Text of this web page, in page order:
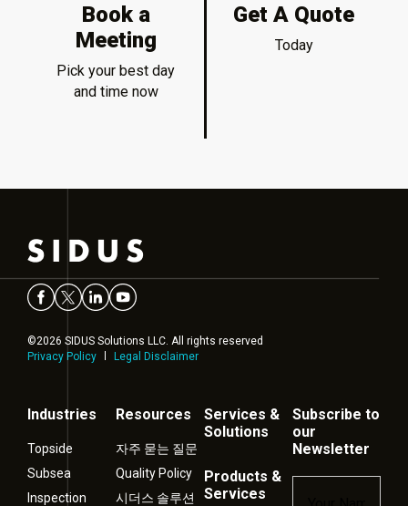
Book a
Meeting
Pick your best day
and time now
Get A Quote
Today
©2026 SIDUS Solutions LLC. All rights reserved
Privacy Policy
Legal Disclaimer
Industries
Topside
Subsea
Inspection
Resources
자주 묻는 질문
Quality Policy
시더스 솔루션
Services &
Solutions
Products &
Services
Subscribe to
our
Newsletter